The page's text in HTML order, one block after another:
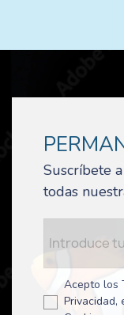
Suscríbete
todas
Acepto los
Privacidad,